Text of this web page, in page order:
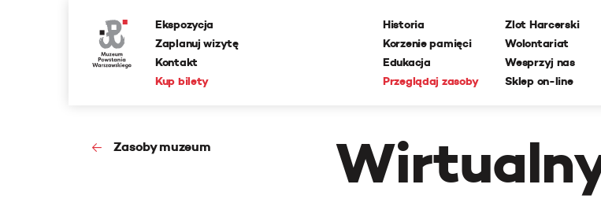
Ekspozycja
Zaplanuj wizytę
Kontakt
Kup bilety
Historia
Korzenie pamięci
Edukacja
Przeglądaj zasoby
Zlot Harcerski
Wolontariat
Wesprzyj nas
Sklep on-line
Zasoby muzeum